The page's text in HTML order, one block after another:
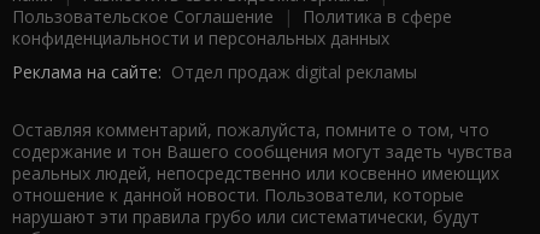
Пользовательское Соглашение |
Политика в сфере
конфиденциальности и персональных данных
Реклама на сайте: Отдел продаж digital рекламы
Оставляя комментарий, пожалуйста, помните о том, что
содержание и тон Вашего сообщения могут задеть чувства
реальных людей, непосредственно или косвенно имеющих
отношение к данной новости. Пользователи, которые
нарушают эти правила грубо или систематически, будут